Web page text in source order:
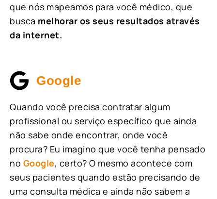
que nós mapeamos para você médico, que
busca melhorar os seus resultados através
da internet.
Google
Quando você precisa contratar algum
profissional ou serviço específico que ainda
não sabe onde encontrar, onde você
procura? Eu imagino que você tenha pensado
no Google, certo? O mesmo acontece com
seus pacientes quando estão precisando de
uma consulta médica e ainda não sabem a